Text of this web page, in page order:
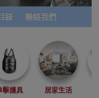
錄 聯絡我們
擊護具 居家生活